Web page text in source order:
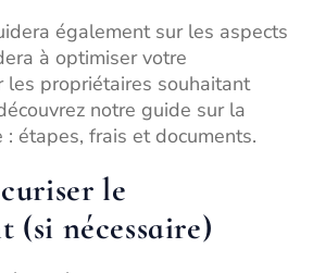
également sur les aspects
à optimiser votre
les propriétaires souhaitant
notre guide sur la
: étapes, frais et documents.
le
(si nécessaire)